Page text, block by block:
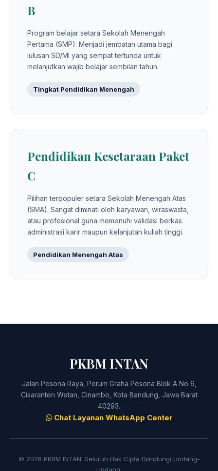
B
Program belajar setara Sekolah Menengah
Pertama (SMP). Menjadi jembatan utama bagi
lulusan SD/MI yang sempat tertunda untuk
melanjutkan wajib belajar sembilan tahun.
Tingkat Pendidikan Menengah
Pendidikan Kesetaraan Paket
C
Pilihan terpopuler setara Sekolah Menengah Atas
(SMA). Sangat diminati oleh karyawan, wiraswasta,
atau profesional guna memenuhi validasi berkas
administrasi karir maupun kelanjutan kuliah tinggi.
Pendidikan Menengah Atas
PKBM INTAN
Jalan Pesona Raya, Perum Graha Pesona Blok A No 6,
Cisaranten Wetan, Cinambo, Kota Bandung, Jawa Barat
40293.
Chat Layanan WhatsApp Center
© 2026 PKBM INTAN. Seluruh Hak Cipta Dilindungi Undang-
Undang.